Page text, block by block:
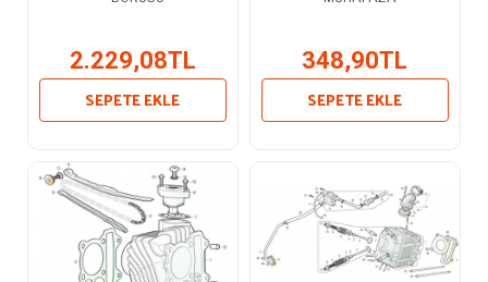
2.229,08TL
SEPETE EKLE
348,90TL
SEPETE EKLE